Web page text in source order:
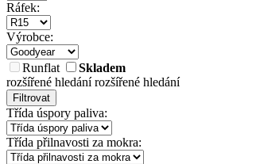
Ráfek:
Výrobce:
Runflat
Skladem
rozšířené hledánírozšířené hledání
Filtrovat
Třída úspory paliva:
Třída přilnavosti za mokra: